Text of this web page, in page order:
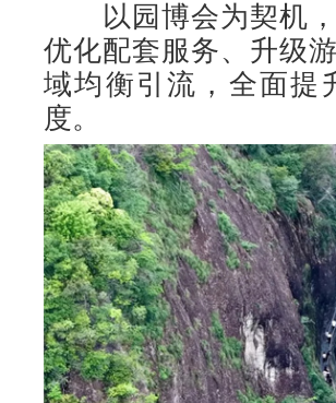
以园博会为契机，
优化配套服务、升级
域均衡引流，全面提
度。